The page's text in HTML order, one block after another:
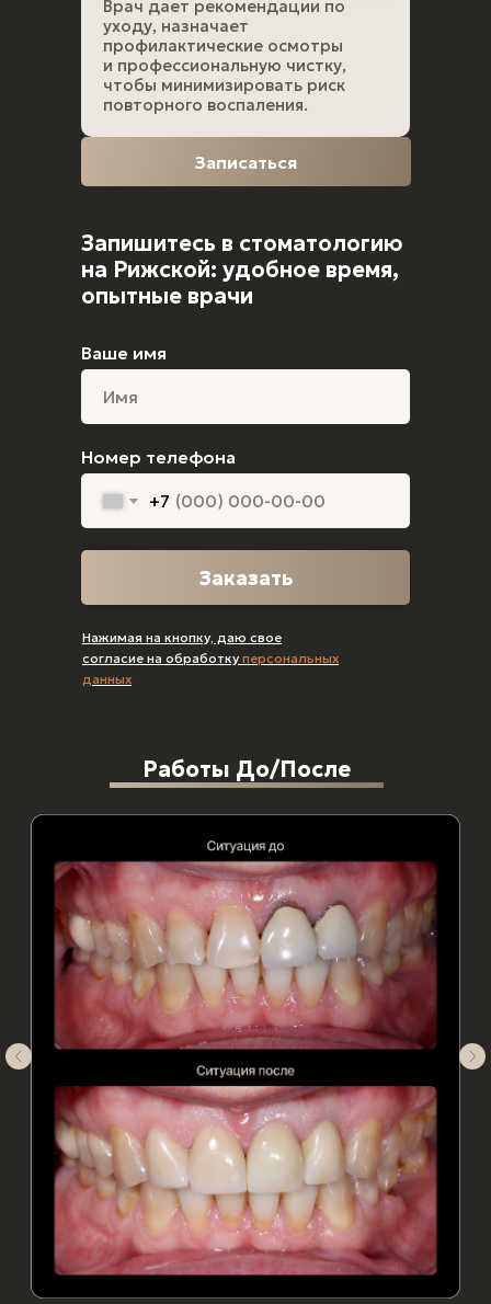
Врач дает рекомендации по
уходу, назначает
профилактические осмотры
и профессиональную чистку,
чтобы минимизировать риск
повторного воспаления.
Записаться
Запишитесь в стоматологию
на Рижской: удобное время,
опытные врачи
Ваше имя
Номер телефона
+7
Заказать
Нажимая на кнопку, даю свое
согласие на обработку персональных
данных
Работы До/После